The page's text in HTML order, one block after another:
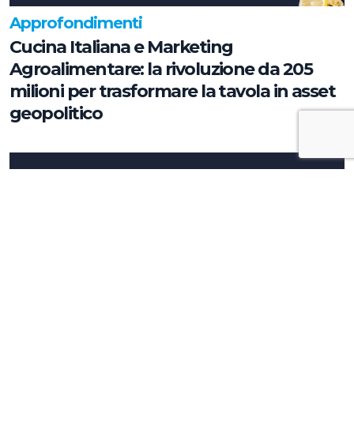
Approfondimenti
Cucina Italiana e Marketing
Agroalimentare: la rivoluzione da 205
milioni per trasformare la tavola in asset
geopolitico